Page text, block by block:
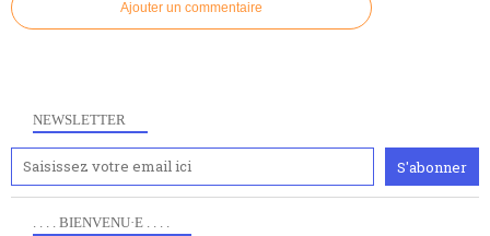
Ajouter un commentaire
NEWSLETTER
. . . . BIENVENU·E . . . .